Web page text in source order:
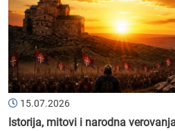
15.07.2026
Istorija, mitovi i narodna